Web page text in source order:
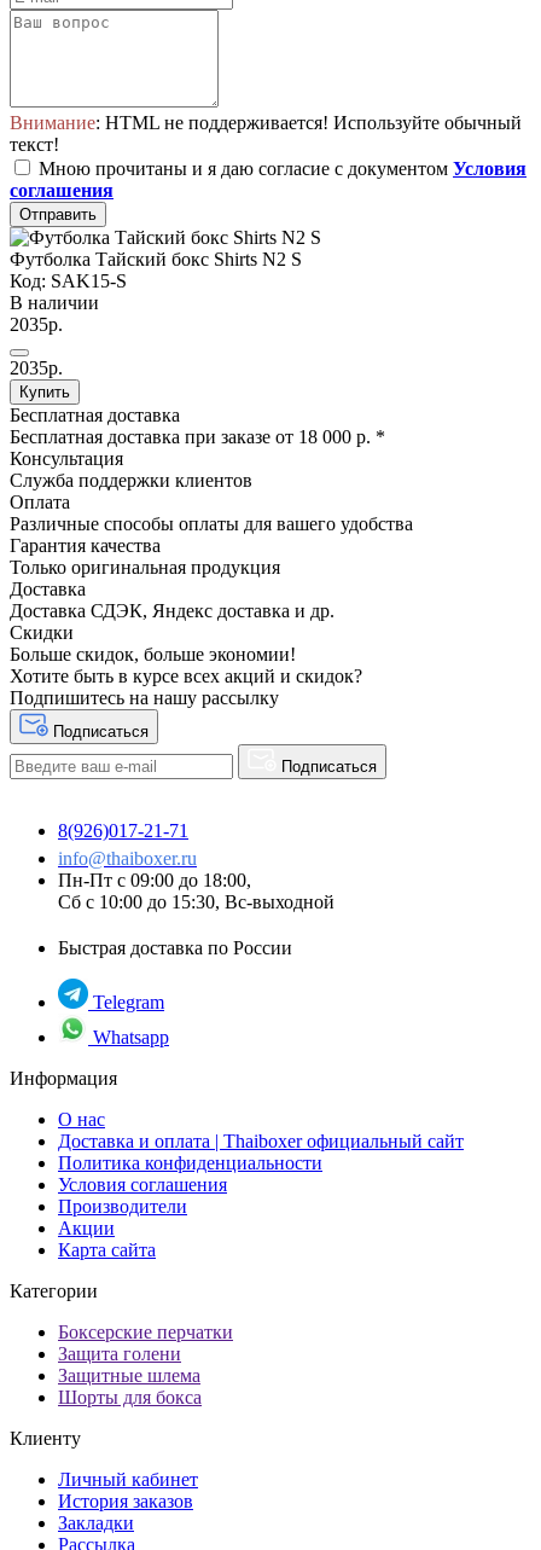
Внимание: HTML не поддерживается! Используйте обычный
текст!
Мною прочитаны и я даю согласие с документом Условия
соглашения
Отправить
Футболка Тайский бокс Shirts N2 S
Код: SAK15-S
В наличии
2035р.
2035р.
Купить
Бесплатная доставка
Бесплатная доставка при заказе от 18 000 р. *
Консультация
Служба поддержки клиентов
Оплата
Различные способы оплаты для вашего удобства
Гарантия качества
Только оригинальная продукция
Доставка
Доставка СДЭК, Яндекс доставка и др.
Скидки
Больше скидок, больше экономии!
Хотите быть в курсе всех акций и скидок?
Подпишитесь на нашу рассылку
Подписаться
Подписаться
8(926)017-21-71
info@thaiboxer.ru
Пн-Пт с 09:00 до 18:00,
Сб с 10:00 до 15:30, Вс-выходной
Быстрая доставка по России
Telegram
Whatsapp
Информация
О нас
Доставка и оплата | Thaiboxer официальный сайт
Политика конфиденциальности
Условия соглашения
Производители
Акции
Карта сайта
Категории
Боксерские перчатки
Защита голени
Защитные шлема
Шорты для бокса
Клиенту
Личный кабинет
История заказов
Закладки
Рассылка